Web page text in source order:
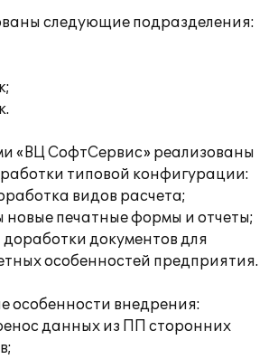
следующие подразделения:
«ВЦ СофтСервис» реализованы
типовой конфигурации:
видов расчета;
новые печатные формы и отчеты;
документов для
особенностей предприятия.
особенности внедрения:
данных из ПП сторонних